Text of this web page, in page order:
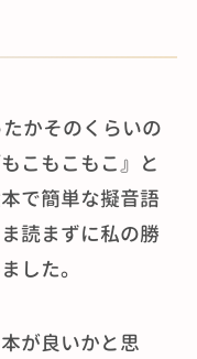
かそのくらいの
こもこもこ』と
で簡単な擬音語
読まずに私の勝
した。
が良いかと思